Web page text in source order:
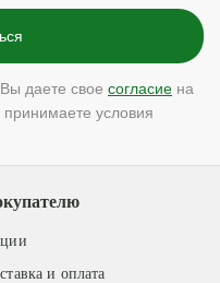
даете свое согласие на
условия
и оплата